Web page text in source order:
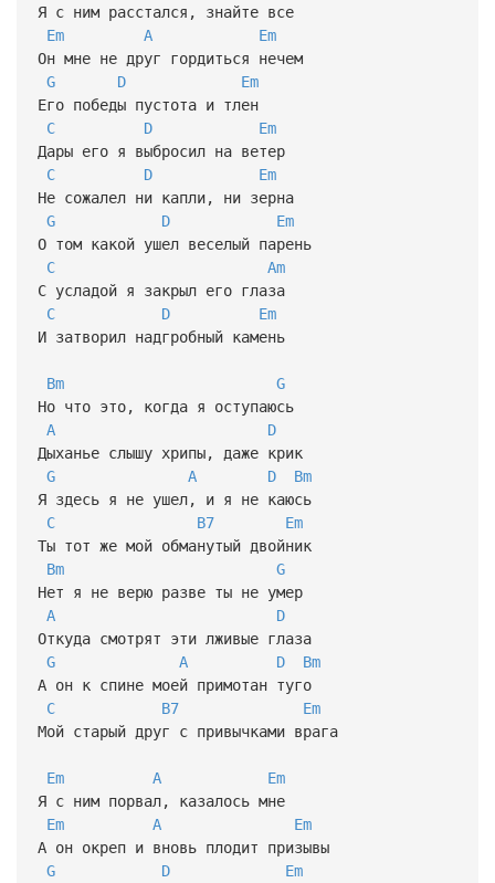
Я с ним расстался, знайте все
Em
A
Em
Он мне не друг гордиться нечем
G
D
Em
Его победы пустота и тлен
C
D
Em
Дары его я выбросил на ветер
C
D
Em
Не сожалел ни капли, ни зерна
G
D
Em
О том какой ушел веселый парень
C
Am
С усладой я закрыл его глаза
C
D
Em
И затворил надгробный камень
Bm
G
Но что это, когда я оступаюсь
A
D
Дыханье слышу хрипы, даже крик
G
A D
Bm
Я здесь я не ушел, и я не каюсь
C
B7
Em
Ты тот же мой обманутый двойник
Bm
G
Нет я не верю разве ты не умер
A
D
Откуда смотрят эти лживые глаза
G
A D
Bm
А он к спине моей примотан туго
C
B7
Em
Мой старый друг с привычками врага
Em A
Em
Я с ним порвал, казалось мне
Em
A
Em
А он окреп и вновь плодит призывы
G
D
Em